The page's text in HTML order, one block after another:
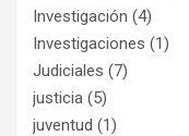
Investigación (4)
Investigaciones (1)
Judiciales (7)
justicia (5)
juventud (1)